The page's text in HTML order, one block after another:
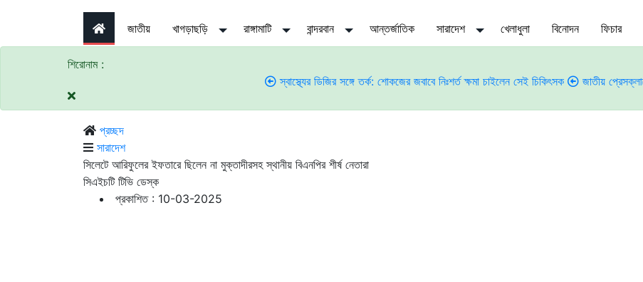
জাতীয় খাগড়াছড়ি রাঙ্গামাটি বান্দরবান আন্তর্জাতিক সারাদেশ খেলাধুলা বিনোদন ফিচার
শিরোনাম :
স্বাস্থ্যের ডিজির সঙ্গে তর্ক: শোকজের জবাবে নিঃশর্ত ক্ষমা চাইলেন সেই চিকিৎসক
জাতীয় প্রেসক্লাবের সাবেক
প্রচ্ছদ
সারাদেশ
সিলেটে আরিফুলের ইফতারে ছিলেন না মুক্তাদীরসহ স্থানীয় বিএনপির শীর্ষ নেতারা
সিএইচটি টিভি ডেস্ক
প্রকাশিত : 10-03-2025